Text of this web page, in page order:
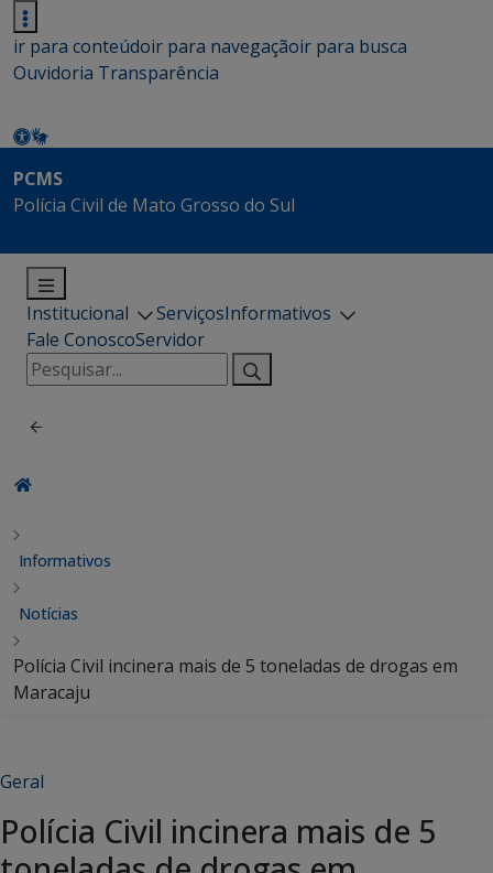
ir para conteúdoir para navegaçãoir para busca
Ouvidoria Transparência
PCMS
Polícia Civil de Mato Grosso do Sul
Institucional ServiçosInformativos
Fale ConoscoServidor
Pesquisar
por:
Informativos
Notícias
Polícia Civil incinera mais de 5 toneladas de drogas em
Maracaju
Geral
Polícia Civil incinera mais de 5